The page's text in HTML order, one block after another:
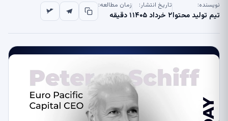
نویسنده:
تیم تولید محتوا
تاریخ انتشار:
۲ خرداد ۱۴۰۵
زمان مطالعه:
۱ دقیقه